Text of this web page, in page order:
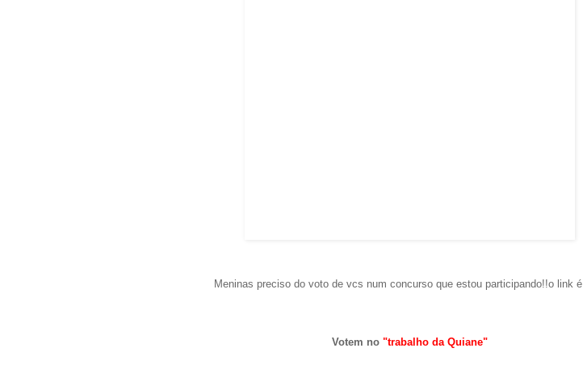
Meninas preciso do voto de vcs num concurso que estou participando!!o link é
Votem no "trabalho da Quiane"